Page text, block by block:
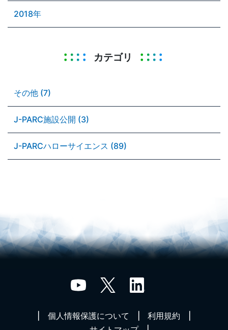
2018年
カテゴリ
その他 (7)
J-PARC施設公開 (3)
J-PARCハローサイエンス (89)
個人情報保護について
利用規約